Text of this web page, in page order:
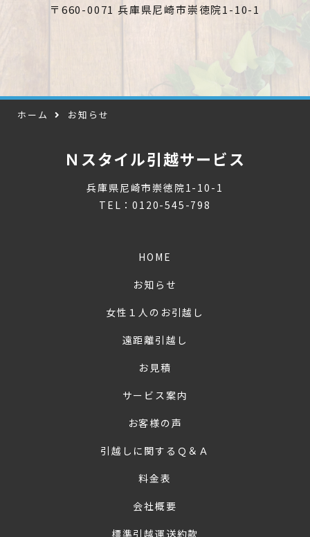
〒660-0071 兵庫県尼崎市崇徳院1-10-1
ホーム お知らせ
Ｎスタイル引越サービス
兵庫県尼崎市崇徳院1-10-1
TEL：0120-545-798
HOME
お知らせ
女性１人のお引越し
遠距離引越し
お見積
サービス案内
お客様の声
引越しに関するＱ＆Ａ
料金表
会社概要
標準引越運送約款